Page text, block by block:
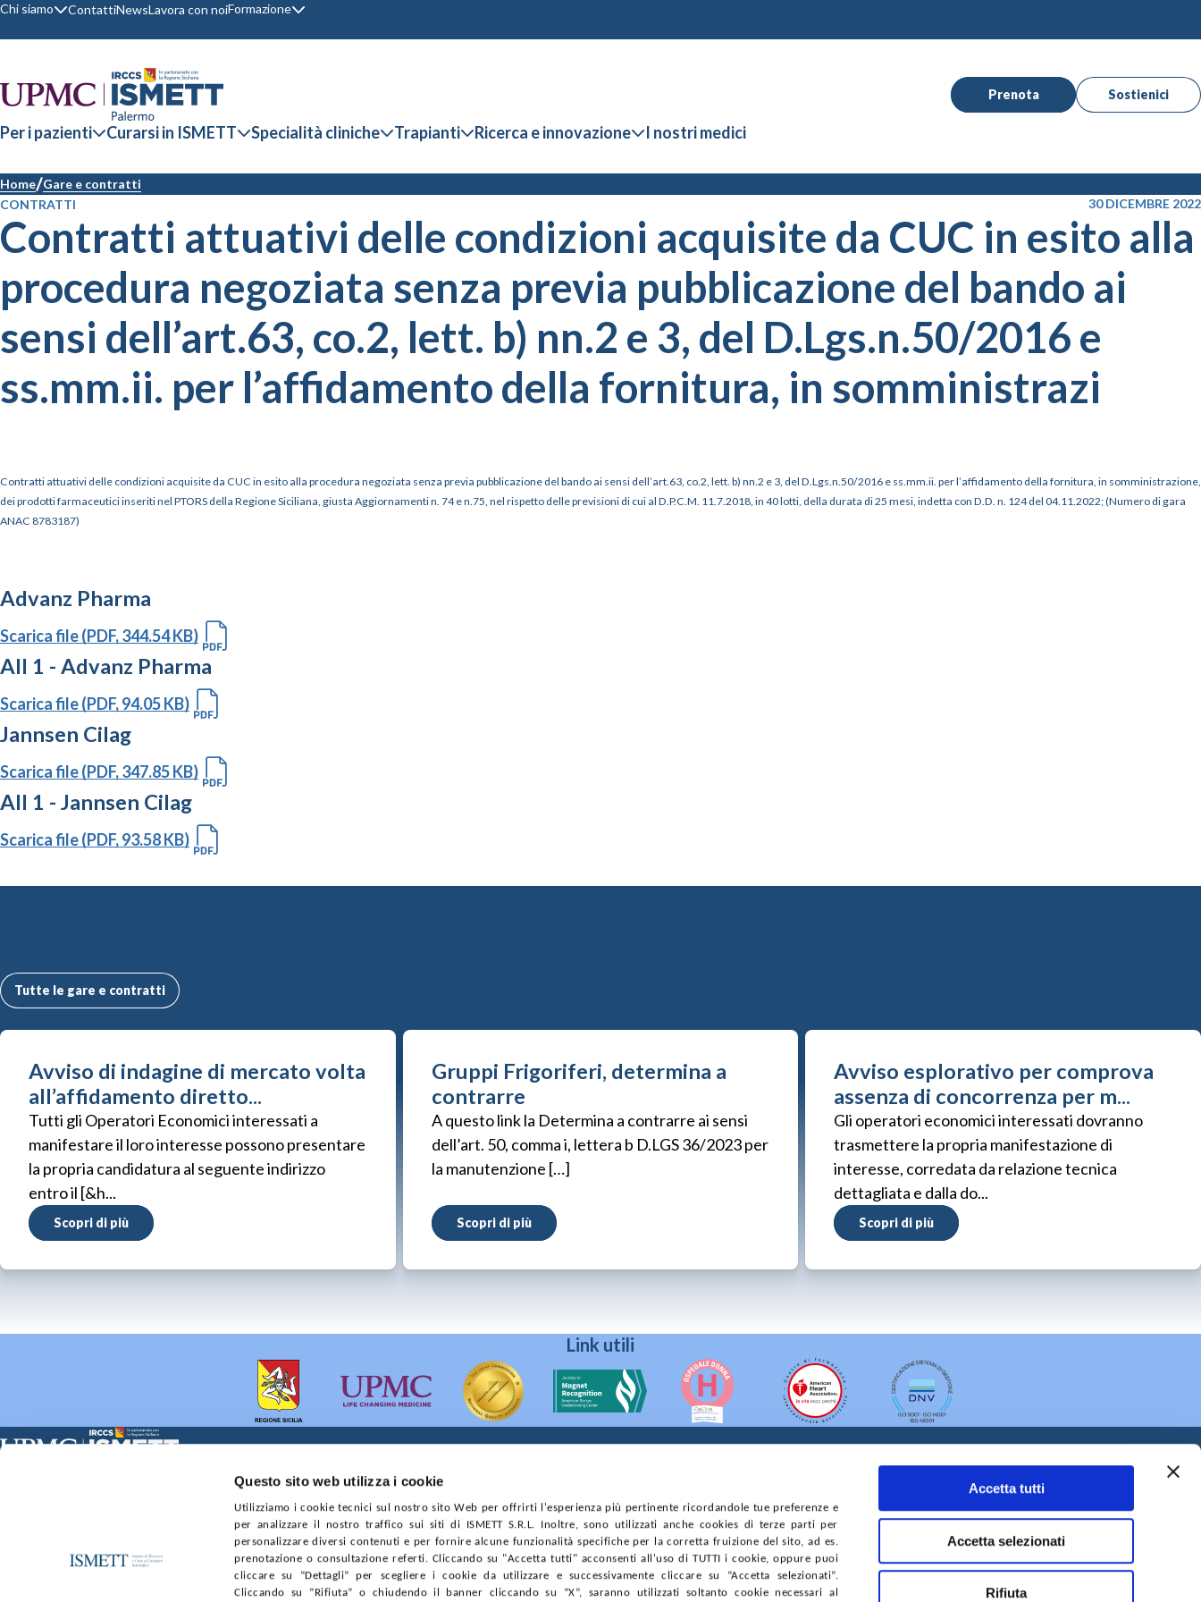
Questo sito web utilizza i cookie
Utilizziamo i cookie tecnici sul nostro sito Web per offrirti l'esperienza più pertinente ricordandole tue preferenze e
per analizzare il nostro traffico sui siti di ISMETT S.R.L. Inoltre, sono utilizzati anche cookies di terze parti per
personalizzare diversi contenuti e per fornire alcune funzionalità specifiche per la corretta fruizione del sito, ad es.
prenotazione o consultazione referti. Cliccando su "Accetta tutti" acconsenti all'uso di TUTTI i cookie, oppure puoi
cliccare su “Dettagli” per scegliere i cookie da utilizzare e successivamente cliccare su “Accetta selezionati”.
Cliccando su “Rifiuta” o chiudendo il banner cliccando su “X”, saranno utilizzati soltanto cookie necessari al
Accetta tutti
Accetta selezionati
Rifiuta
Chi siamo ContattiNewsLavora con noiFormazione
Prenota Sostienici
Per i pazienti Curarsi in ISMETT Specialità cliniche Trapianti Ricerca e innovazione I nostri medici
Home Gare e contratti
CONTRATTI
30 DICEMBRE 2022
Contratti attuativi delle condizioni acquisite da CUC in esito alla
procedura negoziata senza previa pubblicazione del bando ai
sensi dell’art.63, co.2, lett. b) nn.2 e 3, del D.Lgs.n.50/2016 e
ss.mm.ii. per l’affidamento della fornitura, in somministrazi
Contratti attuativi delle condizioni acquisite da CUC in esito alla procedura negoziata senza previa pubblicazione del bando ai sensi dell’art.63, co.2, lett. b) nn.2 e 3, del D.Lgs.n.50/2016 e ss.mm.ii. per l’affidamento della fornitura, in somministrazione,
dei prodotti farmaceutici inseriti nel PTORS della Regione Siciliana, giusta Aggiornamenti n. 74 e n.75, nel rispetto delle previsioni di cui al D.P.C.M. 11.7.2018, in 40 lotti, della durata di 25 mesi, indetta con D.D. n. 124 del 04.11.2022; (Numero di gara
ANAC 8783187)
Advanz Pharma
Scarica file (PDF, 344.54 KB)
All 1 - Advanz Pharma
Scarica file (PDF, 94.05 KB)
Jannsen Cilag
Scarica file (PDF, 347.85 KB)
All 1 - Jannsen Cilag
Scarica file (PDF, 93.58 KB)
Tutte le gare e contratti
Avviso di indagine di mercato volta
all’affidamento diretto...
Tutti gli Operatori Economici interessati a
manifestare il loro interesse possono presentare
la propria candidatura al seguente indirizzo
entro il [&h...
Scopri di più
Gruppi Frigoriferi, determina a
contrarre
A questo link la Determina a contrarre ai sensi
dell’art. 50, comma i, lettera b D.LGS 36/2023 per
la manutenzione […]
Scopri di più
Avviso esplorativo per comprova
assenza di concorrenza per m...
Gli operatori economici interessati dovranno
trasmettere la propria manifestazione di
interesse, corredata da relazione tecnica
dettagliata e dalla do...
Scopri di più
Link utili
Sede Sociale:
Ufficio Registro delle imprese di Palermo
nr. REA PA-201818 P.I. 04544550827
WHISTLEBLOWINGGARE E CONTRATTI PRIVACYCOOKIE POLICYSOSTIENICIMAPPA DEL SITOACCESSIBILITÀCONTATTI